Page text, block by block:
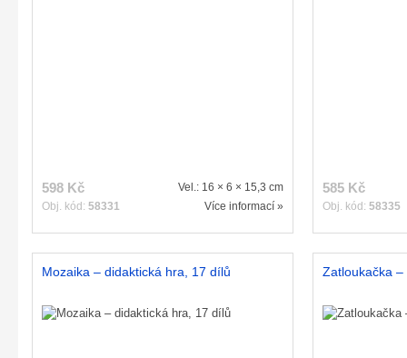
598 Kč
Obj. kód: 58331
Vel.: 16 × 6 × 15,3 cm
Více informací »
585 Kč
Obj. kód: 58335
Mozaika – didaktická hra, 17 dílů Zatloukačka